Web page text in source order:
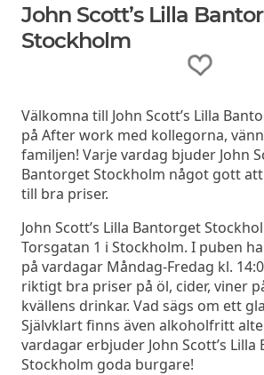
John Scott’s Lilla
Stockholm
Välkomna till John Scott’s Lilla
på After work med kollegorna,
familjen! Varje vardag bjuder John
Bantorget Stockholm något gott
till bra priser.
John Scott’s Lilla Bantorget
Torsgatan 1 i Stockholm. I puben
på vardagar Måndag-Fredag kl.
riktigt bra priser på öl, cider, viner
kvällens drinkar. Vad sägs om ett
Självklart finns även alkoholfritt
vardagar erbjuder John Scott’s
Stockholm goda burgare!